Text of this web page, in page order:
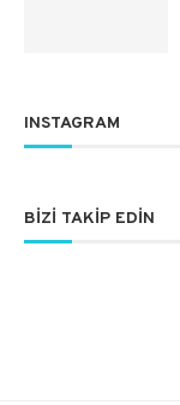
INSTAGRAM
BIZI TAKIP EDIN